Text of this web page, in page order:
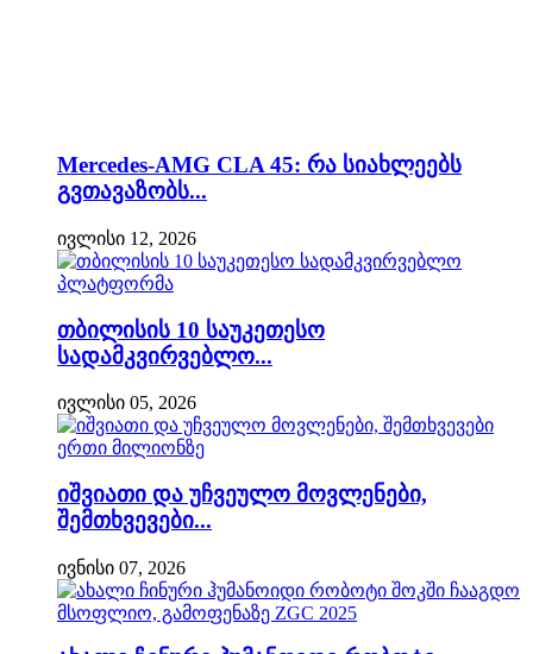
Mercedes-AMG CLA 45: რა სიახლეებს
გვთავაზობს...
ივლისი 12, 2026
თბილისის 10 საუკეთესო
სადამკვირვებლო...
ივლისი 05, 2026
იშვიათი და უჩვეულო მოვლენები,
შემთხვევები...
ივნისი 07, 2026